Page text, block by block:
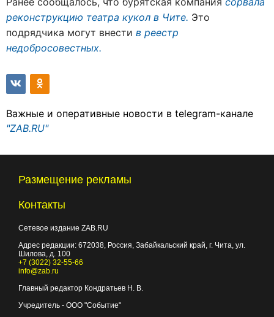
реконструкцию театра кукол в Чите. Это
подрядчика могут внести в реестр
недобросовестных.
Важные и оперативные новости в telegram-канале
"ZAB.RU"
Размещение рекламы
Контакты
Сетевое издание ZAB.RU
Адрес редакции: 672038 , Россия, Забайкальский край, г. Чита ул.
Шилова, д. 100
+7 (3022) 32-55-66
info@zab.ru
Главный редактор Кондратьев Н. В.
Учредитель - ООО "Событие"